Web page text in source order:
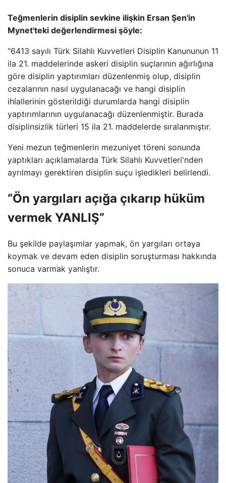
Teğmenlerin disiplin sevkine ilişkin Ersan Şen'in
Mynet'teki değerlendirmesi şöyle:
“6413 sayılı Türk Silahlı Kuvvetleri Disiplin Kanununun 11
ila 21. maddelerinde askeri disiplin suçlarının ağırlığına
göre disiplin yaptırımları düzenlenmiş olup, disiplin
cezalarının nasıl uygulanacağı ve hangi disiplin
ihlallerinin gösterildiği durumlarda hangi disiplin
yaptırımlarının uygulanacağı düzenlenmiştir. Burada
disiplinsizlik türleri 15 ila 21. maddelerde sıralanmıştır.
Yeni mezun teğmenlerin mezuniyet töreni sonunda
yaptıkları açıklamalarda Türk Silahlı Kuvvetleri'nden
ayrılmayı gerektiren disiplin suçu işledikleri belirlendi.
“Ön yargıları açığa çıkarıp hüküm
vermek YANLIŞ”
Bu şekilde paylaşımlar yapmak, ön yargıları ortaya
koymak ve devam eden disiplin soruşturması hakkında
sonuca varmak yanlıştır.